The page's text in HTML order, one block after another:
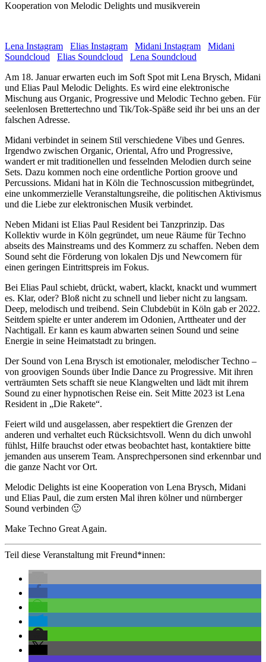
Kooperation von Melodic Delights und musikverein
Lena Instagram Elias Instagram Midani Instagram
Midani
Soundcloud
Elias Soundcloud
Lena Soundcloud
Am 18. Januar erwarten euch im Soft Spot mit Lena Brysch, Midani
und Elias Paul Melodic Delights. Es wird eine elektronische
Mischung aus Organic, Progressive und Melodic Techno geben. Für
seelenlosen Brettertechno und Tik/Tok-Späße seid ihr bei uns an der
falschen Adresse.
Midani verbindet in seinem Stil verschiedene Vibes und Genres.
Irgendwo zwischen Organic, Oriental, Afro und Progressive,
wandert er mit traditionellen und fesselnden Melodien durch seine
Sets. Dazu kommen noch eine ordentliche Portion groove und
Percussions. Midani hat in Köln die Technoscussion mitbegründet,
eine unkommerzielle Veranstaltungsreihe, die politischen Aktivismus
und die Liebe zur elektronischen Musik verbindet.
Neben Midani ist Elias Paul Resident bei Tanzprinzip. Das
Kollektiv wurde in Köln gegründet, um neue Räume für Techno
abseits des Mainstreams und des Kommerz zu schaffen. Neben dem
Sound seht die Förderung von lokalen Djs und Newcomern für
einen geringen Eintrittspreis im Fokus.
Bei Elias Paul schiebt, drückt, wabert, klackt, knackt und wummert
es. Klar, oder? Bloß nicht zu schnell und lieber nicht zu langsam.
Deep, melodisch und treibend. Sein Clubdebüt in Köln gab er 2022.
Seitdem spielte er unter anderem im Odonien, Arttheater und der
Nachtigall. Er kann es kaum abwarten seinen Sound und seine
Energie in seine Heimatstadt zu bringen.
Der Sound von Lena Brysch ist emotionaler, melodischer Techno –
von groovigen Sounds über Indie Dance zu Progressive. Mit ihren
verträumten Sets schafft sie neue Klangwelten und lädt mit ihrem
Sound zu einer hypnotischen Reise ein. Seit Mitte 2023 ist Lena
Resident in „Die Rakete“.
Feiert wild und ausgelassen, aber respektiert die Grenzen der
anderen und verhaltet euch Rücksichtsvoll. Wenn du dich unwohl
fühlst, Hilfe brauchst oder etwas beobachtet hast, kontaktiere bitte
jemanden aus unserem Team. Ansprechpersonen sind erkennbar und
die ganze Nacht vor Ort.
Melodic Delights ist eine Kooperation von Lena Brysch, Midani
und Elias Paul, die zum ersten Mal ihren kölner und nürnberger
Sound verbinden 🙂
Make Techno Great Again.
Teil diese Veranstaltung mit Freund*innen: